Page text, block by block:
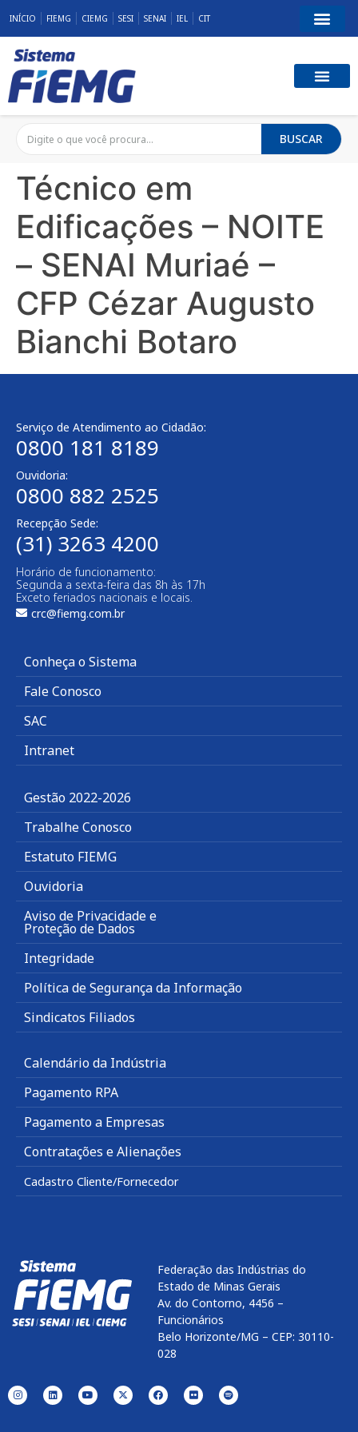
INÍCIO FIEMG CIEMG SESI SENAI IEL CIT
BUSCAR
Técnico em
Edificações – NOITE
– SENAI Muriaé –
CFP Cézar Augusto
Bianchi Botaro
Serviço de Atendimento ao Cidadão:
0800 181 8189
Ouvidoria:
0800 882 2525​
Recepção Sede:
(31) 3263 4200
Horário de funcionamento:
Segunda a sexta-feira das 8h às 17h
Exceto feriados nacionais e locais.
crc@fiemg.com.br
Conheça o Sistema
Fale Conosco
SAC
Intranet
Gestão 2022-2026
Trabalhe Conosco
Estatuto FIEMG
Ouvidoria
Aviso de Privacidade e
Proteção de Dados
Integridade
Política de Segurança da Informação
Sindicatos Filiados
Calendário da Indústria
Pagamento RPA
Pagamento a Empresas
Contratações e Alienações
Cadastro Cliente/Fornecedor
Federação das Indústrias do
Estado de Minas Gerais
Av. do Contorno, 4456 –
Funcionários
Belo Horizonte/MG – CEP: 30110-
028